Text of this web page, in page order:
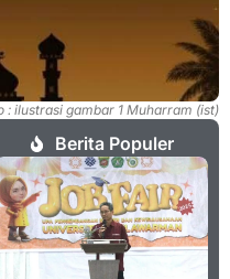
: ilustrasi gambar 1 Muharram (ist)
Berita Populer